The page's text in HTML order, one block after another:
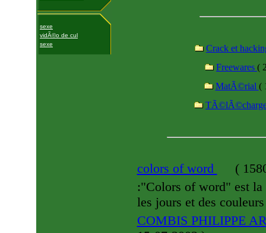
sexe
vidÃ©o de cul
sexe
Crack et
Freewares (
MatÃ©rial (
colors of word (
:"Colors of word" est la
les jours et des
COMBIS PHILIPPE